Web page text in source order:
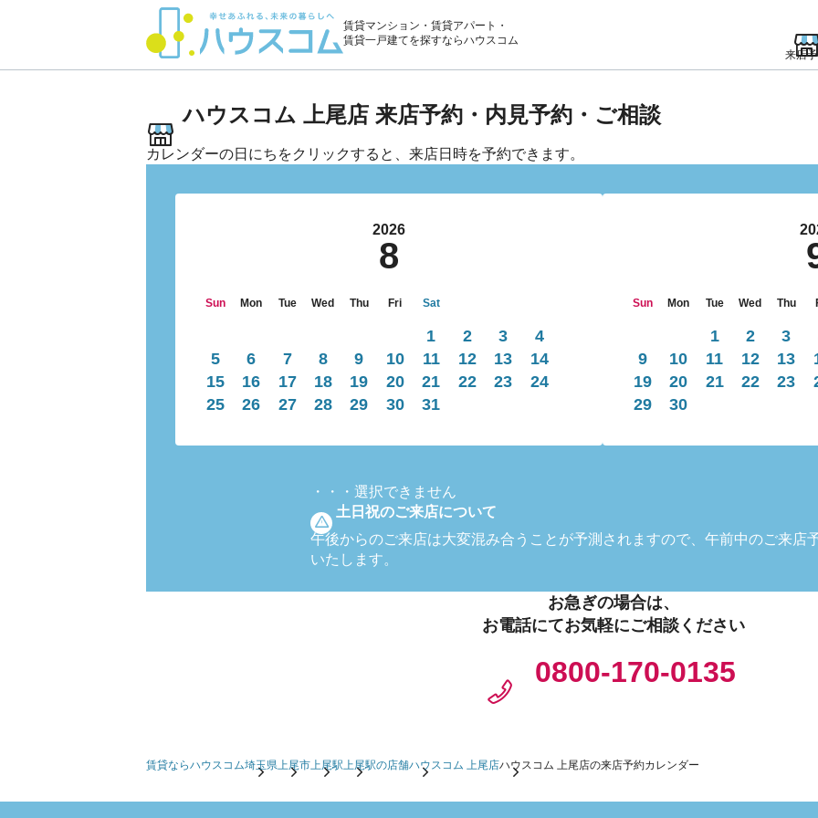
賃貸マンション・賃貸アパート・
賃貸一戸建てを探すならハウスコム
来店
ハウスコム 上尾店 来店予約・内見予約・ご相談
カレンダーの日にちをクリックすると、来店日時を予約できます。
2026
8
Sun Mon Tue Wed Thu Fri Sat
1 2 3
4
5
6 7 8 9 10 11 12 13
14
15
16 17 18 19 20 21 22 23
24
25
26 27 28 29 30 31
Sun Mon Tue Wed Thu
1 2 3
9
10 11 12 13
19
20 21 22 23
29
30
・・・ 選択できません
土日祝のご来店について
午後からのご来店は大変混み合うことが予測されますので、午前中のご来店
いたします。
お急ぎの場合は、
お電話にてお気軽にご相談ください
0800-170-0135
賃貸ならハウスコム埼玉県上尾市上尾駅上尾駅の店舗ハウスコム 上尾店ハウスコム 上尾店の来店予約カレンダー